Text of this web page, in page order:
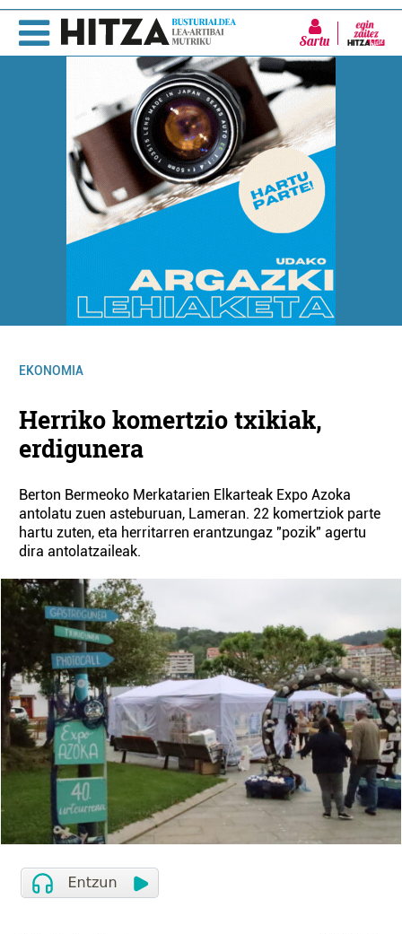
Sartu
EKONOMIA
Herriko komertzio txikiak,
erdigunera
Berton Bermeoko Merkatarien Elkarteak Expo Azoka
antolatu zuen asteburuan, Lameran. 22 komertziok parte
hartu zuten, eta herritarren erantzungaz "pozik" agertu
dira antolatzaileak.